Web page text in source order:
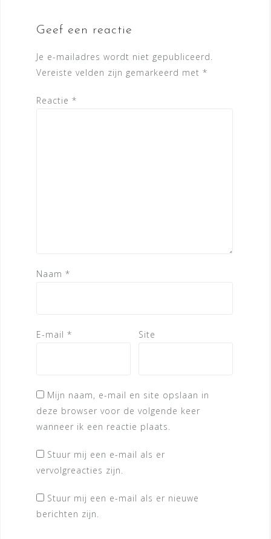
Geef een reactie
Je e-mailadres wordt niet gepubliceerd.
Vereiste velden zijn gemarkeerd met *
Reactie *
Naam *
E-mail * Site
Mijn naam, e-mail en site opslaan in
deze browser voor de volgende keer
wanneer ik een reactie plaats.
Stuur mij een e-mail als er
vervolgreacties zijn.
Stuur mij een e-mail als er nieuwe
berichten zijn.